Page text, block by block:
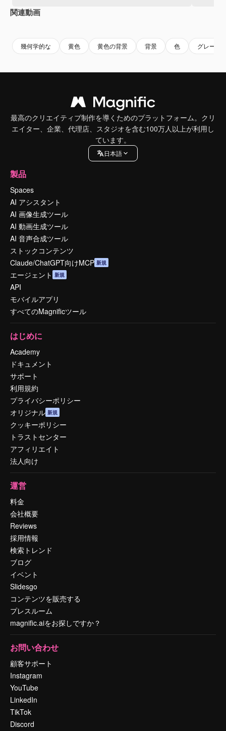
関連動画
幾何学的な 黄色 黄色の背景 背景 色 グレー
最高のクリエイティブ制作を導くためのプラットフォーム。クリ
エイター、企業、代理店、スタジオを含む100万人以上が利用し
ています。
日本語
製品
Spaces
AI アシスタント
AI 画像生成ツール
AI 動画生成ツール
AI 音声合成ツール
ストックコンテンツ
Claude/ChatGPT向けMCP 新規
エージェント 新規
API
モバイルアプリ
すべてのMagnificツール
はじめに
Academy
ドキュメント
サポート
利用規約
プライバシーポリシー
オリジナル 新規
クッキーポリシー
トラストセンター
アフィリエイト
法人向け
運営
料金
会社概要
Reviews
採用情報
検索トレンド
ブログ
イベント
Slidesgo
コンテンツを販売する
プレスルーム
magnific.aiをお探しですか？
お問い合わせ
顧客サポート
Instagram
YouTube
LinkedIn
TikTok
Discord